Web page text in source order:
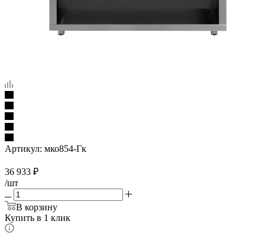
Артикул: мко854-Гк
36 933 ₽
/шт
В корзину
Купить в 1 клик